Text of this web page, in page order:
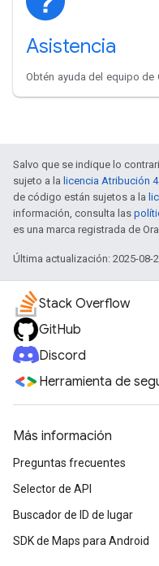
Asistencia
Obtén ayuda del equipo
Salvo que se indique lo
sujeto a la licencia Atribución
de código están sujetos a la
información, consulta las
es una marca registrada de
Última actualización: 2025-08-
Stack Overflow
GitHub
Discord
Herramienta de
Más información
Preguntas frecuentes
Selector de API
Buscador de ID de lugar
SDK de Maps para Android